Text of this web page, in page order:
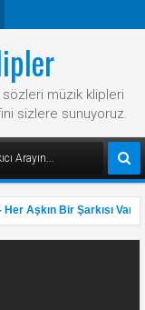
sözleri müzik klipleri
sizlere sunuyoruz.
Aşkın Bir Şarkısı Var